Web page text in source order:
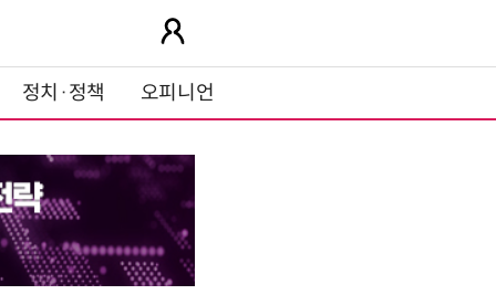
정치·정책 오피니언